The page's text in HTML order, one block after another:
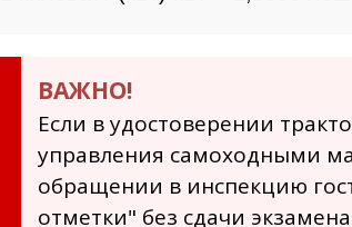
ВАЖНО!
Если в удостоверении
управления самоходными
обращении в инспекцию
отметки" без сдачи